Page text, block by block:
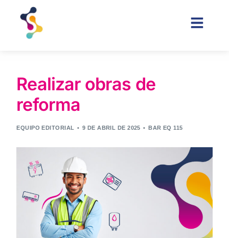
Realizar obras de
reforma
EQUIPO EDITORIAL 9 DE ABRIL DE 2025 BAR EQ 115